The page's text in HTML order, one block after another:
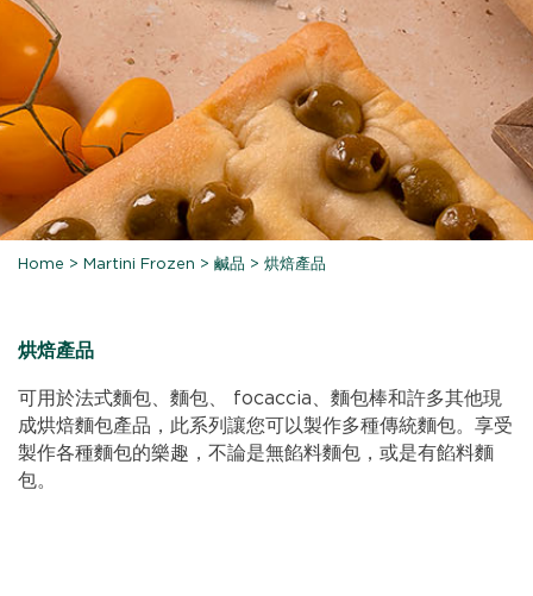
Home >Martini Frozen >鹹品 >烘焙產品
烘焙產品
可用於法式麵包、麵包、 focaccia、麵包棒和許多其他現
成烘焙麵包產品，此系列讓您可以製作多種傳統麵包。享受
製作各種麵包的樂趣，不論是無餡料麵包，或是有餡料麵
包。